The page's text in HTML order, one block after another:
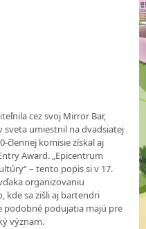
cez svoj Mirror Bar,
sveta umiestnil na dvadsiatej
člennej komisie získal aj
Award. „Epicentrum
– tento popis si v 17.
organizovaniu
kde sa zišli aj bartendri
podobné podujatia majú pre
význam.